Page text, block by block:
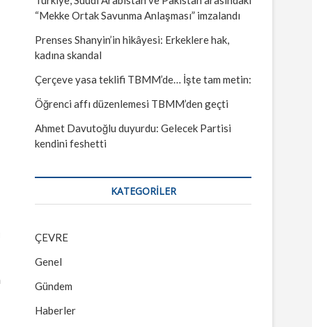
“Mekke Ortak Savunma Anlaşması” imzalandı
Prenses Shanyin’in hikâyesi: Erkeklere hak,
kadına skandal
Çerçeve yasa teklifi TBMM’de… İşte tam metin:
Öğrenci affı düzenlemesi TBMM’den geçti
Ahmet Davutoğlu duyurdu: Gelecek Partisi
kendini feshetti
KATEGORILER
ÇEVRE
Genel
Gündem
Haberler